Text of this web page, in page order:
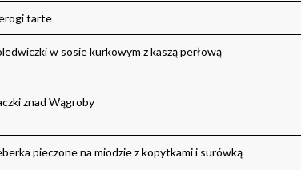
tarte
w sosie kurkowym z kaszą perłową
znad Wągroby
pieczone na miodzie z kopytkami i surówką